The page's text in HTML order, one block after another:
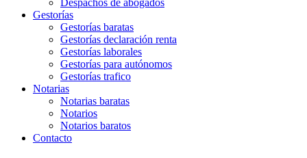
Despachos de abogados
Gestorías
Gestorías baratas
Gestorías declaración renta
Gestorías laborales
Gestorías para autónomos
Gestorías trafico
Notarias
Notarias baratas
Notarios
Notarios baratos
Contacto